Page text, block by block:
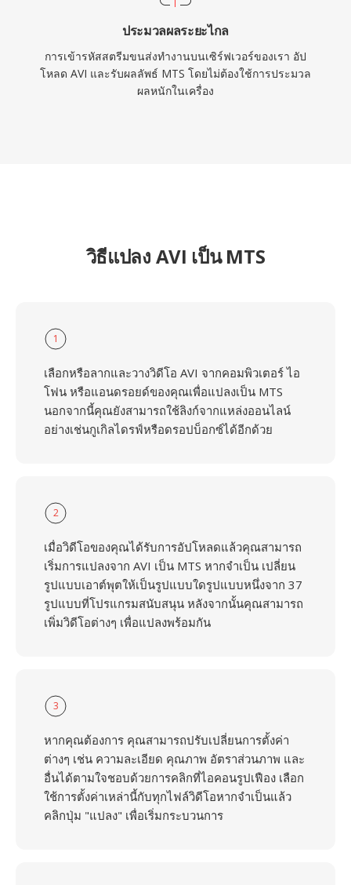
ประมวลผลระยะไกล
การเข้ารหัสสตรีมขนส่งทำงานบนเซิร์ฟเวอร์ของเรา อัป
โหลด AVI และรับผลลัพธ์ MTS โดยไม่ต้องใช้การประมวล
ผลหนักในเครื่อง
วิธีแปลง AVI เป็น MTS
1
เลือกหรือลากและวางวิดีโอ AVI จากคอมพิวเตอร์ ไอ
โฟน หรือแอนดรอยด์ของคุณเพื่อแปลงเป็น MTS
นอกจากนี้คุณยังสามารถใช้ลิงก์จากแหล่งออนไลน์
อย่างเช่นกูเกิลไดรฟ์หรือดรอปบ็อกซ์ได้อีกด้วย
2
เมื่อวิดีโอของคุณได้รับการอัปโหลดแล้วคุณสามารถ
เริ่มการแปลงจาก AVI เป็น MTS หากจำเป็น เปลี่ยน
รูปแบบเอาต์พุตให้เป็นรูปแบบใดรูปแบบหนึ่งจาก 37
รูปแบบที่โปรแกรมสนับสนุน หลังจากนั้นคุณสามารถ
เพิ่มวิดีโอต่างๆ เพื่อแปลงพร้อมกัน
3
หากคุณต้องการ คุณสามารถปรับเปลี่ยนการตั้งค่า
ต่างๆ เช่น ความละเอียด คุณภาพ อัตราส่วนภาพ และ
อื่นได้ตามใจชอบด้วยการคลิกที่ไอคอนรูปเฟือง เลือก
ใช้การตั้งค่าเหล่านี้กับทุกไฟล์วิดีโอหากจำเป็นแล้ว
คลิกปุ่ม "แปลง" เพื่อเริ่มกระบวนการ